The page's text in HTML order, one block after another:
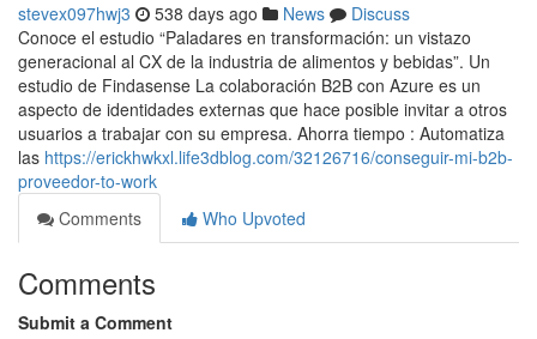
stevex097hwj3 538 days ago News
Discuss
Conoce el estudio “Paladares en transformación: un vistazo
generacional al CX de la industria de alimentos y bebidas”. Un
estudio de Findasense La colaboración B2B con Azure es un
aspecto de identidades externas que hace posible invitar a otros
usuarios a trabajar con su empresa. Ahorra tiempo : Automatiza
las https://erickhwkxl.life3dblog.com/32126716/conseguir-mi-b2b-
proveedor-to-work
Comments
Who Upvoted
Comments
Submit a Comment